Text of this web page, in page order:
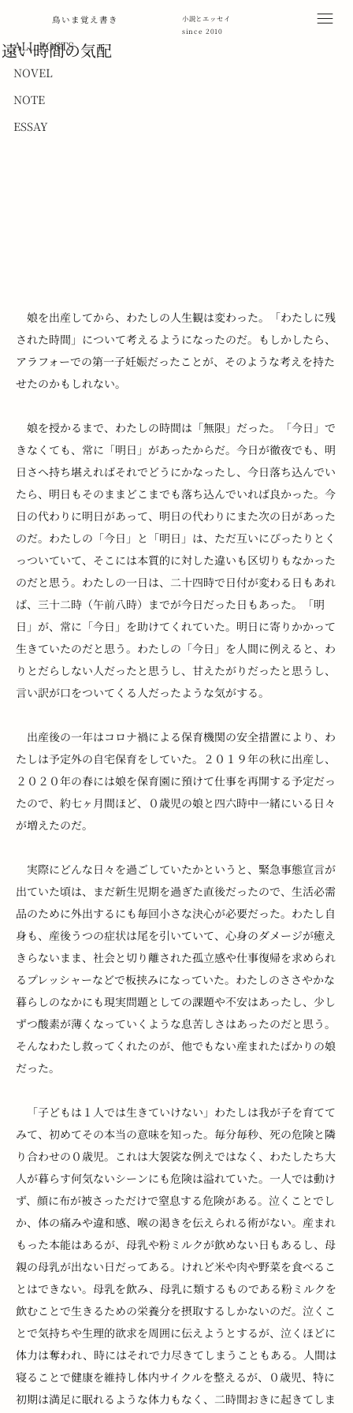
鳥いま覚え書き
小説とエッセイ
since 2010
ALL POSTS
NOVEL
NOTE
ESSAY
ALL POSTS
遠い時間の気配
娘を出産してから、わたしの人生観は変わった。「わたしに残
された時間」について考えるようになったのだ。もしかしたら、
アラフォーでの第一子妊娠だったことが、そのような考えを持た
せたのかもしれない。
娘を授かるまで、わたしの時間は「無限」だった。「今日」で
きなくても、常に「明日」があったからだ。今日が徹夜でも、明
日さへ持ち堪えればそれでどうにかなったし、今日落ち込んでい
たら、明日もそのままどこまでも落ち込んでいれば良かった。今
日の代わりに明日があって、明日の代わりにまた次の日があった
のだ。わたしの「今日」と「明日」は、ただ互いにぴったりとく
っついていて、そこには本質的に対した違いも区切りもなかった
のだと思う。わたしの一日は、二十四時で日付が変わる日もあれ
ば、三十二時（午前八時）までが今日だった日もあった。「明
日」が、常に「今日」を助けてくれていた。明日に寄りかかって
生きていたのだと思う。わたしの「今日」を人間に例えると、わ
りとだらしない人だったと思うし、甘えたがりだったと思うし、
言い訳が口をついてくる人だったような気がする。
出産後の一年はコロナ禍による保育機関の安全措置により、わ
たしは予定外の自宅保育をしていた。２０１９年の秋に出産し、
２０２０年の春には娘を保育園に預けて仕事を再開する予定だっ
たので、約七ヶ月間ほど、０歳児の娘と四六時中一緒にいる日々
が増えたのだ。
実際にどんな日々を過ごしていたかというと、緊急事態宣言が
出ていた頃は、まだ新生児期を過ぎた直後だったので、生活必需
品のために外出するにも毎回小さな決心が必要だった。わたし自
身も、産後うつの症状は尾を引いていて、心身のダメージが癒え
きらないまま、社会と切り離された孤立感や仕事復帰を求められ
るプレッシャーなどで板挟みになっていた。わたしのささやかな
暮らしのなかにも現実問題としての課題や不安はあったし、少し
ずつ酸素が薄くなっていくような息苦しさはあったのだと思う。
そんなわたし救ってくれたのが、他でもない産まれたばかりの娘
だった。
「子どもは１人では生きていけない」わたしは我が子を育てて
みて、初めてその本当の意味を知った。毎分毎秒、死の危険と隣
り合わせの０歳児。これは大袈裟な例えではなく、わたしたち大
人が暮らす何気ないシーンにも危険は溢れていた。一人では動け
ず、顔に布が被さっただけで窒息する危険がある。泣くことでし
か、体の痛みや違和感、喉の渇きを伝えられる術がない。産まれ
もった本能はあるが、母乳や粉ミルクが飲めない日もあるし、母
親の母乳が出ない日だってある。けれど米や肉や野菜を食べるこ
とはできない。母乳を飲み、母乳に類するものである粉ミルクを
飲むことで生きるための栄養分を摂取するしかないのだ。泣くこ
とで気持ちや生理的欲求を周囲に伝えようとするが、泣くほどに
体力は奪われ、時にはそれで力尽きてしまうこともある。人間は
寝ることで健康を維持し体内サイクルを整えるが、０歳児、特に
初期は満足に眠れるような体力もなく、二時間おきに起きてしま